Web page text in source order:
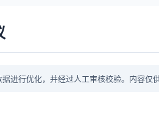
行优化，并经过人工审核校验。内容仅